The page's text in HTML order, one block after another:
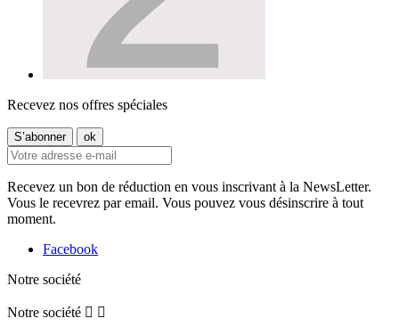
Recevez nos offres spéciales
Recevez un bon de réduction en vous inscrivant à la NewsLetter.
Vous le recevrez par email. Vous pouvez vous désinscrire à tout
moment.
Facebook
Notre société
Notre société  